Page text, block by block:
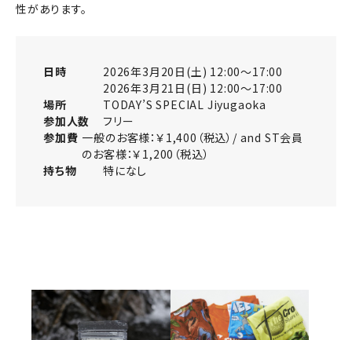
性があります。
日時
2026年3月20日(土) 12:00～17:00
2026年3月21日(日) 12:00～17:00
場所
TODAY’S SPECIAL Jiyugaoka
参加人数
フリー
参加費 一般のお客様：￥1,400（税込）/ and ST会員
のお客様：￥1,200（税込）
持ち物
特になし